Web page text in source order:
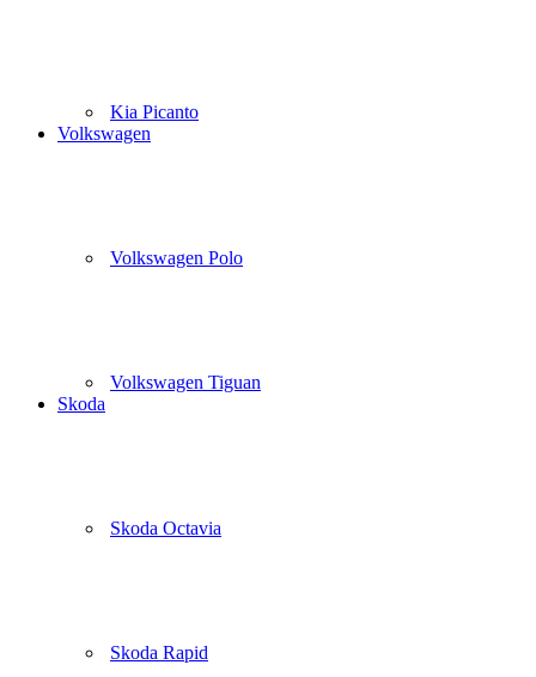
Kia Picanto
Volkswagen
Volkswagen Polo
Volkswagen Tiguan
Skoda
Skoda Octavia
Skoda Rapid